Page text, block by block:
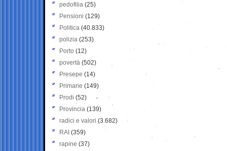
pedofilia (25)
Pensioni (129)
Politica (40.833)
polizia (253)
Porto (12)
povertà (502)
Presepe (14)
Primarie (149)
Prodi (52)
Provincia (139)
radici e valori (3.682)
RAI (359)
rapine (37)